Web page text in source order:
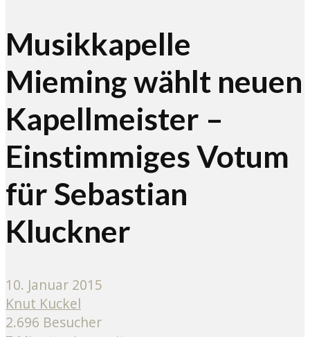
Musikkapelle
Mieming wählt neuen
Kapellmeister –
Einstimmiges Votum
für Sebastian
Kluckner
10. Januar 2015
Knut Kuckel
2.696 Besucher